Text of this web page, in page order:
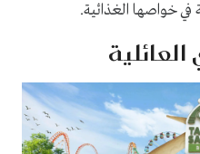
في خواصها الغذائية.